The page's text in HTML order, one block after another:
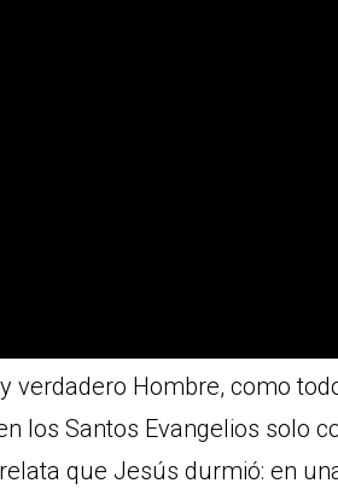
verdadero Hombre, como
los Santos Evangelios solo
que Jesús durmió: en